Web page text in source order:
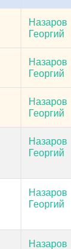
Назаров
Георгий
Назаров
Георгий
Назаров
Георгий
Назаров
Георгий
Назаров
Георгий
Назаров